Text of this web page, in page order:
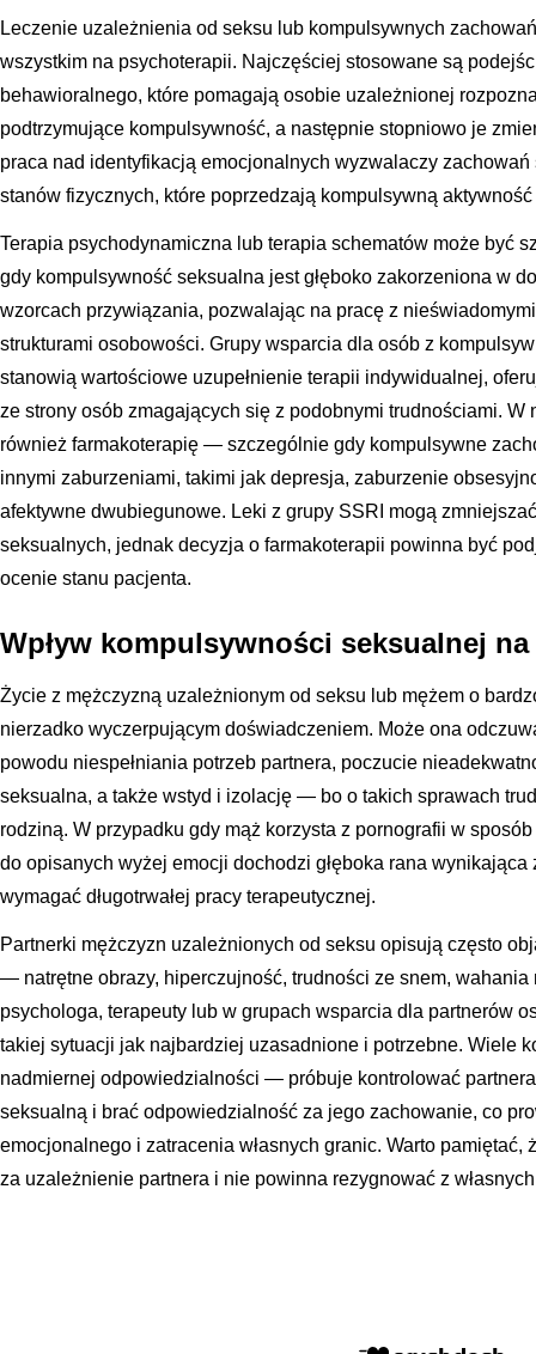
Leczenie uzależnienia od seksu lub kompulsywnych
wszystkim na psychoterapii. Najczęściej stosowane są
behawioralnego, które pomagają osobie uzależnionej
podtrzymujące kompulsywność, a następnie stopniowo je
praca nad identyfikacją emocjonalnych wyzwalaczy
stanów fizycznych, które poprzedzają kompulsywną
Terapia psychodynamiczna lub terapia schematów może być
gdy kompulsywność seksualna jest głęboko zakorzeniona w
wzorcach przywiązania, pozwalając na pracę z
strukturami osobowości. Grupy wsparcia dla osób z
stanowią wartościowe uzupełnienie terapii indywidualnej,
ze strony osób zmagających się z podobnymi trudnościami.
również farmakoterapię — szczególnie gdy kompulsywne
innymi zaburzeniami, takimi jak depresja, zaburzenie
afektywne dwubiegunowe. Leki z grupy SSRI mogą
seksualnych, jednak decyzja o farmakoterapii powinna być
ocenie stanu pacjenta.
Wpływ kompulsywności seksualnej
Życie z mężczyzną uzależnionym od seksu lub mężem o
nierzadko wyczerpującym doświadczeniem. Może ona
powodu niespełniania potrzeb partnera, poczucie
seksualna, a także wstyd i izolację — bo o takich sprawach
rodziną. W przypadku gdy mąż korzysta z pornografii w
do opisanych wyżej emocji dochodzi głęboka rana
wymagać długotrwałej pracy terapeutycznej.
Partnerki mężczyzn uzależnionych od seksu opisują często
— natrętne obrazy, hiperczujność, trudności ze snem,
psychologa, terapeuty lub w grupach wsparcia dla partnerów
takiej sytuacji jak najbardziej uzasadnione i potrzebne. Wiele
nadmiernej odpowiedzialności — próbuje kontrolować
seksualną i brać odpowiedzialność za jego zachowanie, co
emocjonalnego i zatracenia własnych granic. Warto
za uzależnienie partnera i nie powinna rezygnować z